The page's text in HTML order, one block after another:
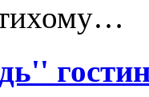
тихому…